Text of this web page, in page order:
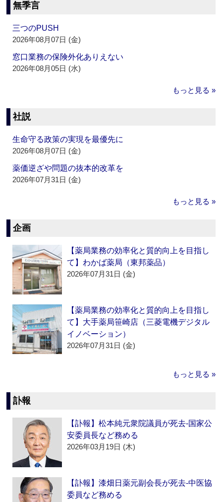
無季言
三つのPUSH
2026年08月07日 (金)
窓口業務の保険外化ありえない
2026年08月05日 (水)
もっと見る »
社説
生命守る政策の実現を最優先に
2026年08月07日 (金)
薬価逆ざや問題の抜本的改革を
2026年07月31日 (金)
もっと見る »
企画
【薬局業務の効率化と質的向上を目指し
て】わかば薬局（東邦薬品）
2026年07月31日 (金)
【薬局業務の効率化と質的向上を目指し
て】大手薬局笹崎店（三菱電機デジタル
イノベーション）
2026年07月31日 (金)
もっと見る »
訃報
【訃報】松本純元衆院議員が死去‐国家公
安委員長など務める
2026年03月19日 (木)
【訃報】漆畑日薬元副会長が死去‐中医協
委員など務める